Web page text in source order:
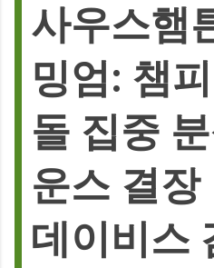
사우스햄
밍엄: 챔
돌 집중
운스 결장
데이비스